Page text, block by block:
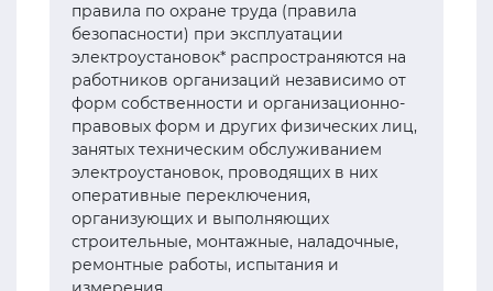
правила по охране труда (правила
безопасности) при эксплуатации
электроустановок* распространяются на
работников организаций независимо от
форм собственности и организационно-
правовых форм и других физических лиц,
занятых техническим обслуживанием
электроустановок, проводящих в них
оперативные переключения,
организующих и выполняющих
строительные, монтажные, наладочные,
ремонтные работы, испытания и